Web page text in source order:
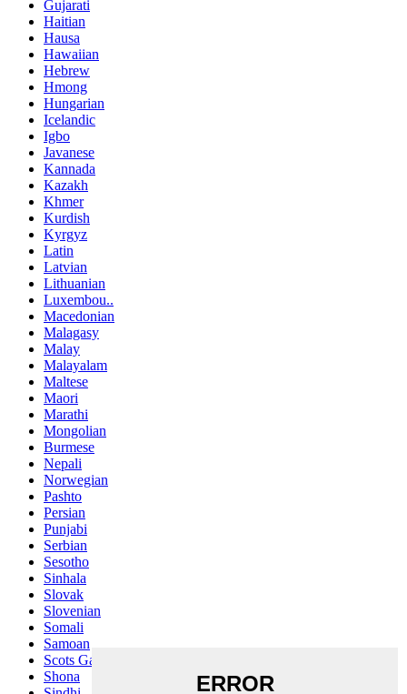
Gujarati
Haitian
Hausa
Hawaiian
Hebrew
Hmong
Hungarian
Icelandic
Igbo
Javanese
Kannada
Kazakh
Khmer
Kurdish
Kyrgyz
Latin
Latvian
Lithuanian
Luxembou..
Macedonian
Malagasy
Malay
Malayalam
Maltese
Maori
Marathi
Mongolian
Burmese
Nepali
Norwegian
Pashto
Persian
Punjabi
Serbian
Sesotho
Sinhala
Slovak
Slovenian
Somali
Samoan
Scots Gaelic
Shona